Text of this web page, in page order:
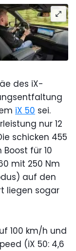
des iX-
iX 50 sei.
nur 12
schicken 455
Boost für 10
mit 250 Nm
auf den
liegen sogar
100 km/h und
(iX 50: 4,6